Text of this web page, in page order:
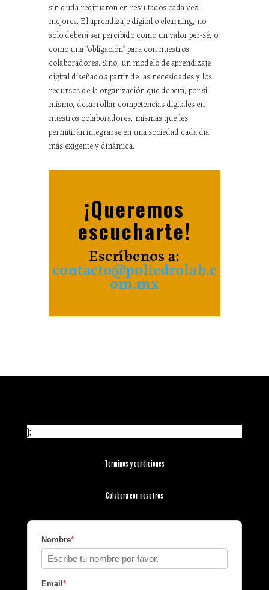
sin duda redituaron en resultados cada vez
mejores. El aprendizaje digital o elearning, no
solo deberá ser percibido como un valor per-sé, o
como una “obligación” para con nuestros
colaboradores. Sino, un modelo de aprendizaje
digital diseñado a partir de las necesidades y los
recursos de la organización que deberá, por sí
mismo, desarrollar competencias digitales en
nuestros colaboradores, mismas que les
permitirán integrarse en una sociedad cada día
más exigente y dinámica.
¡Queremos
escucharte!
Escríbenos a:
contacto@poliedrolab.c
om.mx
};
Términos y condiciones
Colabora con nosotros
Nombre*
Email *